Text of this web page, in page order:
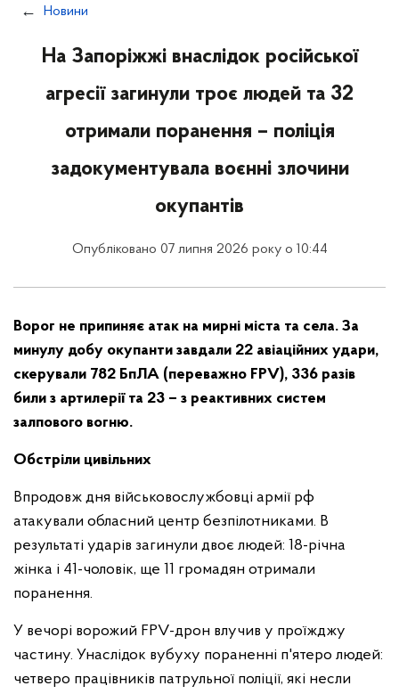
Новини
На Запоріжжі внаслідок російської
агресії загинули троє людей та 32
отримали поранення – поліція
задокументувала воєнні злочини
окупантів
Опубліковано 07 липня 2026 року о 10:44
Ворог не припиняє атак на мирні міста та села. За
минулу добу окупанти завдали 22 авіаційних удари,
скерували 782 БпЛА (переважно FPV), 336 разів
били з артилерії та 23 – з реактивних систем
залпового вогню.
Обстріли цивільних
Впродовж дня військовослужбовці армії рф
атакували обласний центр безпілотниками. В
результаті ударів загинули двоє людей: 18-річна
жінка і 41-чоловік, ще 11 громадян отримали
поранення.
У вечорі ворожий FPV-дрон влучив у проїжджу
частину. Унаслідок вубуху пораненні п'ятеро людей:
четверо працівників патрульної поліції, які несли